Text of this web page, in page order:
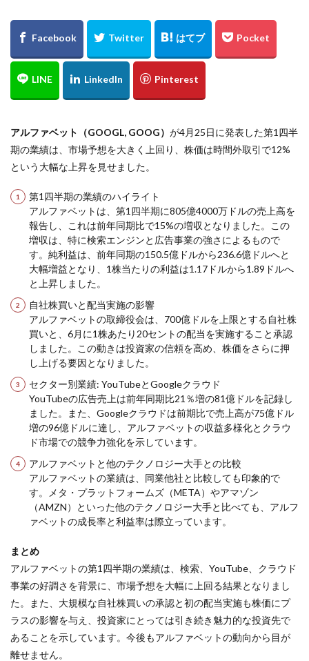
アルファベット（GOOGL, GOOG） が4月25日に発表した第1四半
期の業績は、市場予想を大きく上回り、株価は時間外取引で12%
という大幅な上昇を見せました。
第1四半期の業績のハイライト
アルファベットは、第1四半期に805億4000万ドルの売上高を
報告し、これは前年同期比で15%の増収となりました。この
増収は、特に検索エンジンと広告事業の強さによるもので
す。純利益は、前年同期の150.5億ドルから236.6億ドルへと
大幅増益となり、1株当たりの利益は1.17ドルから1.89ドルへ
と上昇しました。
自社株買いと配当実施の影響
アルファベットの取締役会は、700億ドルを上限とする自社株
買いと、6月に1株あたり20セントの配当を実施すること承認
しました。この動きは投資家の信頼を高め、株価をさらに押
し上げる要因となりました。
セクター別業績: YouTubeとGoogleクラウド
YouTubeの広告売上は前年同期比21％増の81億ドルを記録し
ました。また、Googleクラウドは前期比で売上高が75億ドル
増の96億ドルに達し、アルファベットの収益多様化とクラウ
ド市場での競争力強化を示しています。
アルファベットと他のテクノロジー大手との比較
アルファベットの業績は、同業他社と比較しても印象的で
す。メタ・プラットフォームズ（META）やアマゾン
（AMZN）といった他のテクノロジー大手と比べても、アルフ
ァベットの成長率と利益率は際立っています。
まとめ
アルファベットの第1四半期の業績は、検索、YouTube、クラウド
事業の好調さを背景に、市場予想を大幅に上回る結果となりまし
た。また、大規模な自社株買いの承認と初の配当実施も株価にプ
ラスの影響を与え、投資家にとっては引き続き魅力的な投資先で
あることを示しています。今後もアルファベットの動向から目が
離せません。